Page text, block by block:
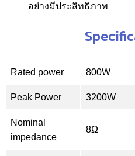
อย่างมีประสิทธิภาพ
Rated power 800W
Peak Power 3200W
Nominal
impedance
8Ω